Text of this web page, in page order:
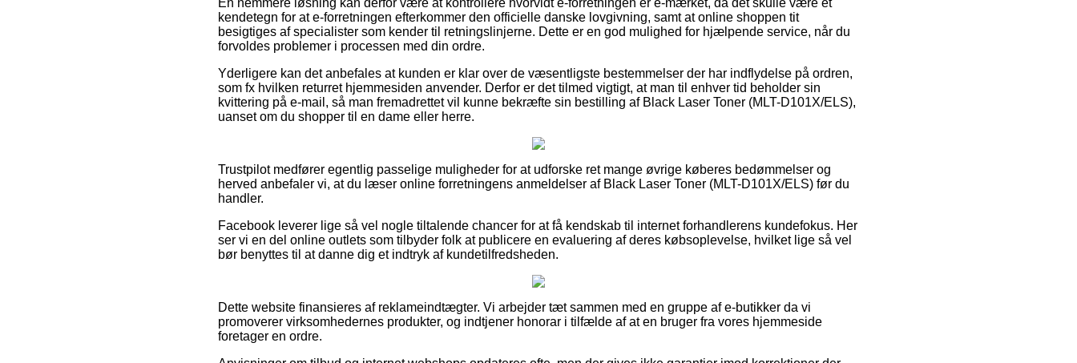
kendetegn for at e-forretningen efterkommer den officielle danske lovgivning, samt at online shoppen tit
besigtiges af specialister som kender til retningslinjerne. Dette er en god mulighed for hjælpende service, når du
forvoldes problemer i processen med din ordre.
Yderligere kan det anbefales at kunden er klar over de væsentligste bestemmelser der har indflydelse på ordren,
som fx hvilken returret hjemmesiden anvender. Derfor er det tilmed vigtigt, at man til enhver tid beholder sin
kvittering på e-mail, så man fremadrettet vil kunne bekræfte sin bestilling af Black Laser Toner (MLT-D101X/ELS),
uanset om du shopper til en dame eller herre.
Trustpilot medfører egentlig passelige muligheder for at udforske ret mange øvrige køberes bedømmelser og
herved anbefaler vi, at du læser online forretningens anmeldelser af Black Laser Toner (MLT-D101X/ELS) før du
handler.
Facebook leverer lige så vel nogle tiltalende chancer for at få kendskab til internet forhandlerens kundefokus. Her
ser vi en del online outlets som tilbyder folk at publicere en evaluering af deres købsoplevelse, hvilket lige så vel
bør benyttes til at danne dig et indtryk af kundetilfredsheden.
Dette website finansieres af reklameindtægter. Vi arbejder tæt sammen med en gruppe af e-butikker da vi
promoverer virksomhedernes produkter, og indtjener honorar i tilfælde af at en bruger fra vores hjemmeside
foretager en ordre.